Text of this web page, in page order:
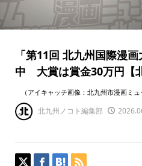
「第11回 北九州国際漫
中 大賞は賞金30万円【
（アイキャッチ画像：北九州市漫画ミュ
北九州ノコト編集部